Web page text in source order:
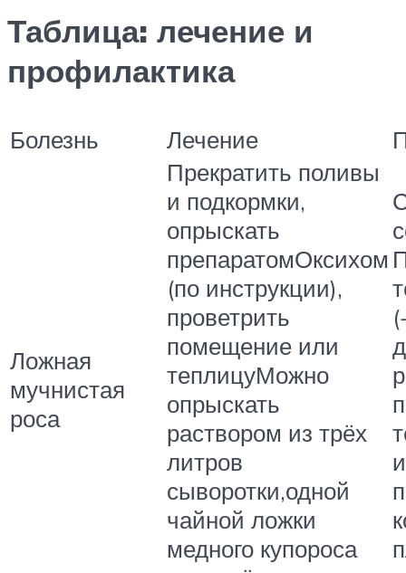
Таблица: лечение и
профилактика
Болезнь Лечение
Ложная
мучнистая
роса
Прекратить поливы
и подкормки,
опрыскать
препаратомОксихом
(по инструкции),
проветрить
помещение или
теплицуМожно
опрыскать
раствором из трёх
литров
сыворотки,одной
чайной ложки
медного купороса